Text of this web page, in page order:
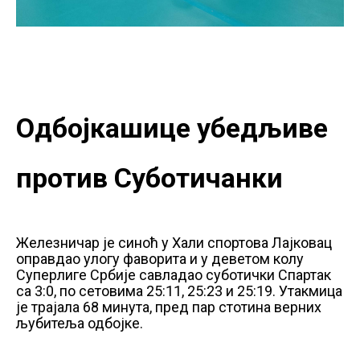
Одбојкашице убедљиве
против Суботичанки
Железничар је синоћ у Хали спортова Лајковац
оправдао улогу фаворита и у деветом колу
Суперлиге Србије савладао суботички Спартак
са 3:0, по сетовима 25:11, 25:23 и 25:19. Утакмица
је трајала 68 минута, пред пар стотина верних
љубитеља одбојке.